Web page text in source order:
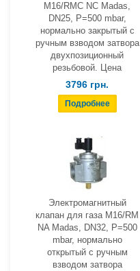
M16/RMC NC Madas,
DN25, Р=500 mbar,
нормально закрытый с
ручным взводом затвора
двухпозиционный
резьбовой. Цена
3796 грн.
Электромагнитный
клапан для газа M16/RM
NA Madas, DN32, Р=500
mbar, нормально
открытый с ручным
взводом затвора